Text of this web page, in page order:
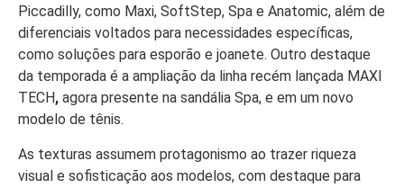
Piccadilly, como Maxi, SoftStep, Spa e Anatomic, além de
diferenciais voltados para necessidades específicas,
como soluções para esporão e joanete. Outro destaque
da temporada é a ampliação da linha recém lançada MAXI
TECH, agora presente na sandália Spa, e em um novo
modelo de tênis.
As texturas assumem protagonismo ao trazer riqueza
visual e sofisticação aos modelos, com destaque para